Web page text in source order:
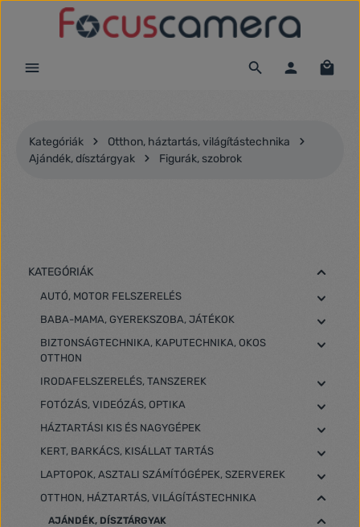
Ugrás a fő tartalomra
Kategóriák
Otthon, háztartás, világítástechnika
Ajándék, dísztárgyak
Figurák, szobrok
KATEGÓRIÁK
AUTÓ, MOTOR FELSZERELÉS
BABA-MAMA, GYEREKSZOBA, JÁTÉKOK
BIZTONSÁGTECHNIKA, KAPUTECHNIKA, OKOS
OTTHON
IRODAFELSZERELÉS, TANSZEREK
FOTÓZÁS, VIDEÓZÁS, OPTIKA
HÁZTARTÁSI KIS ÉS NAGYGÉPEK
KERT, BARKÁCS, KISÁLLAT TARTÁS
LAPTOPOK, ASZTALI SZÁMÍTÓGÉPEK, SZERVEREK
OTTHON, HÁZTARTÁS, VILÁGÍTÁSTECHNIKA
AJÁNDÉK, DÍSZTÁRGYAK